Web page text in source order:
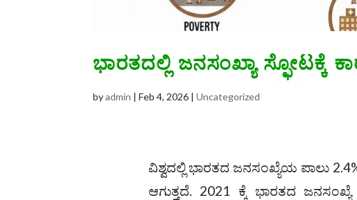
ಭಾರತದಲ್ಲಿ ಜನಸಂಖ್ಯಾ ಸ್ಫೋಟಕ್ಕೆ
byadmin |Feb 4, 2026 |Uncategorized
ವಿಶ್ವದಲ್ಲಿ ಭಾರತದ ಜನಸಂಖ್ಯೆಯ ಪಾಲು
ಆಗುತ್ತದೆ. 2021 ಕ್ಕೆ ಭಾರತದ